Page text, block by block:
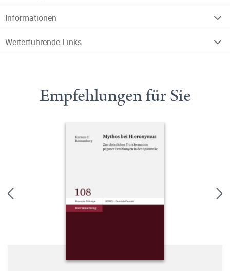
Informationen
Weiterführende Links
Empfehlungen für Sie